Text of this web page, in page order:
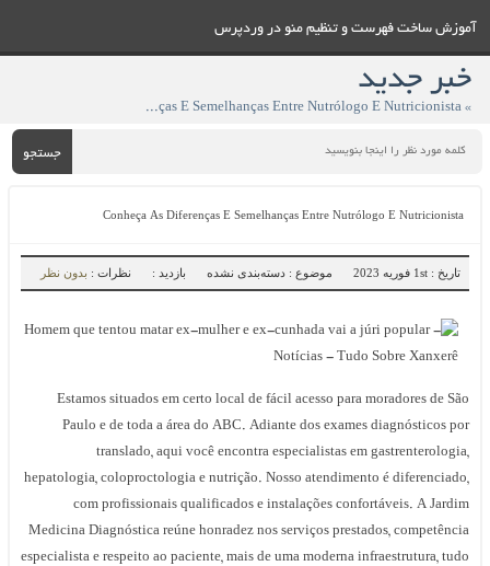
آموزش ساخت فهرست و تنظيم منو در وردپرس
خبر جدید
» Conheça As Diferenças E Semelhanças Entre Nutrólogo E Nutricionista
جستجو
Conheça As Diferenças E Semelhanças Entre Nutrólogo E Nutricionista
تاریخ : 1st فوریه 2023 موضوع : دسته‌بندی نشده بازدید : نظرات : بدون نظر
Estamos situados em certo local de fácil acesso para moradores de São
Paulo e de toda a área do ABC. Adiante dos exames diagnósticos por
translado, aqui você encontra especialistas em gastrenterologia,
hepatologia, coloproctologia e nutrição. Nosso atendimento é diferenciado,
com profissionais qualificados e instalações confortáveis. A Jardim
Medicina Diagnóstica reúne honradez nos serviços prestados, competência
especialista e respeito ao paciente, mais de uma moderna infraestrutura, tudo